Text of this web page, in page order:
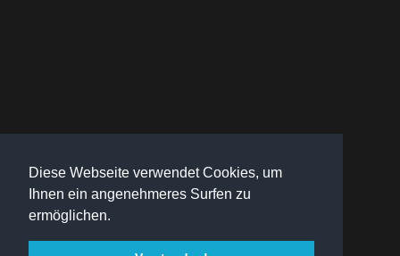
Diese Webseite verwendet Cookies, um
Ihnen ein angenehmeres Surfen zu
ermöglichen.